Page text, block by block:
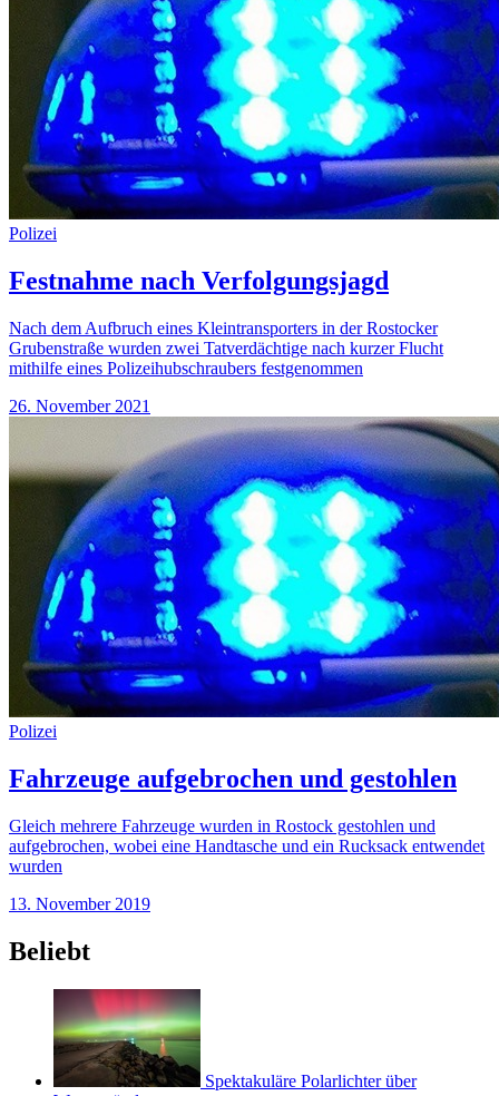
Polizei
Festnahme nach Verfolgungsjagd
Nach dem Aufbruch eines Kleintransporters in der Rostocker
Grubenstraße wurden zwei Tatverdächtige nach kurzer Flucht
mithilfe eines Polizeihubschraubers festgenommen
26. November 2021
Polizei
Fahrzeuge aufgebrochen und gestohlen
Gleich mehrere Fahrzeuge wurden in Rostock gestohlen und
aufgebrochen, wobei eine Handtasche und ein Rucksack entwendet
wurden
13. November 2019
Beliebt
Spektakuläre Polarlichter über